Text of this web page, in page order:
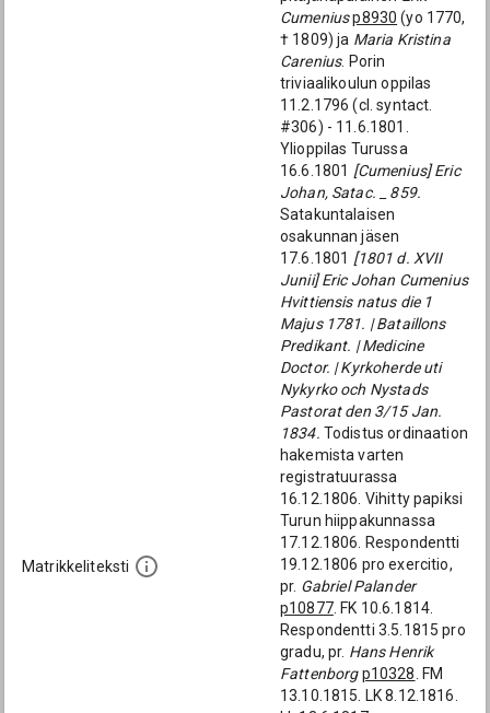
Matrikkeliteksti
Cumeniusp8930 (yo 1770,
† 1809) ja Maria Kristina
Carenius. Porin
triviaalikoulun oppilas
11.2.1796 (cl. syntact.
#306) - 11.6.1801.
Ylioppilas Turussa
16.6.1801 [Cumenius] Eric
Johan, Satac. _ 859.
Satakuntalaisen
osakunnan jäsen
17.6.1801 [1801 d. XVII
Junii] Eric Johan Cumenius
Hvittiensis natus die 1
Majus 1781. | Bataillons
Predikant. | Medicine
Doctor. | Kyrkoherde uti
Nykyrko och Nystads
Pastorat den 3/15 Jan.
1834. Todistus ordinaation
hakemista varten
registratuurassa
16.12.1806. Vihitty papiksi
Turun hiippakunnassa
17.12.1806. Respondentti
19.12.1806 pro exercitio,
pr. Gabriel Palander
p10877. FK 10.6.1814.
Respondentti 3.5.1815 pro
gradu, pr. Hans Henrik
Fattenborg p10328 . FM
13.10.1815. LK 8.12.1816.